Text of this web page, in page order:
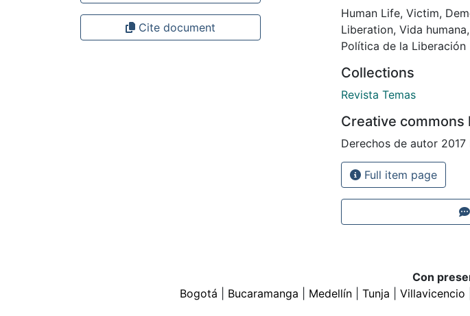
Cite document
Human Life, Victim,
Liberation, Vida humana,
Política de la Liberación
Collections
Revista Temas
Creative commons
Derechos de autor 2017
Full item page
Con
Bogotá
Bucaramanga Medellín| Tunja Villavicencio